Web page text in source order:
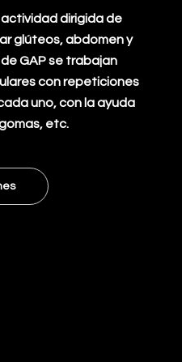
actividad dirigida de
glúteos, abdomen y
GAP se trabajan
con repeticiones
uno, con la ayuda
etc.